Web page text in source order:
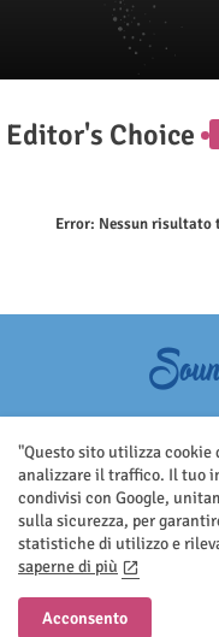
Editor's Choice
Error: Nessun risultato
aggiornato senza nessuna
un prodotto editoriale ai
All Right
Home
"Questo sito utilizza cookie
analizzare il traffico. Il tuo
condivisi con Google,
sulla sicurezza, per
statistiche di utilizzo e
saperne di più
Acconsento